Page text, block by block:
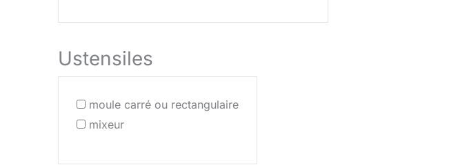
Ustensiles
moule carré ou rectangulaire
mixeur